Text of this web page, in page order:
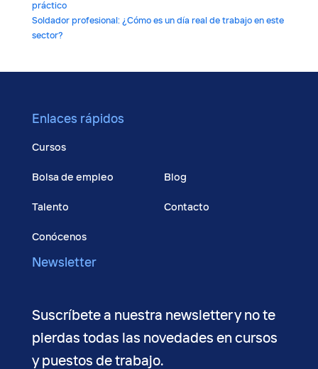
práctico
Soldador profesional: ¿Cómo es un día real de trabajo en este
sector?
Enlaces rápidos
Cursos
Bolsa de empleo
Talento
Conócenos
Blog
Contacto
Newsletter
Suscríbete a nuestra newsletter y no te
pierdas todas las novedades en cursos
y puestos de trabajo.